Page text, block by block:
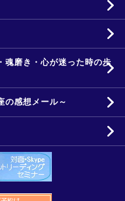
魂磨き・心が迷った時の歩
の感想メール～